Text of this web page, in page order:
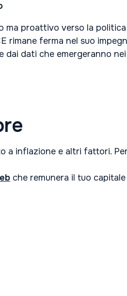
proattivo verso la
rimane ferma nel suo
dai dati che emergeranno
a inflazione e altri fattori.
che remunera il tuo